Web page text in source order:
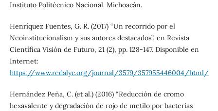
Instituto Politécnico Nacional. Michoacán.
Henríquez Fuentes, G. R. (2017) “Un recorrido por el
Neoinstitucionalism y sus autores destacados”, en Revista
Científica Visión de Futuro, 21 (2), pp. 128-147. Disponible en
Internet:
https://www.redalyc.org/journal/3579/357955446004/html/
Hernández Peña, C. (et al.) (2016) “Reducción de cromo
hexavalente y degradación de rojo de metilo por bacterias